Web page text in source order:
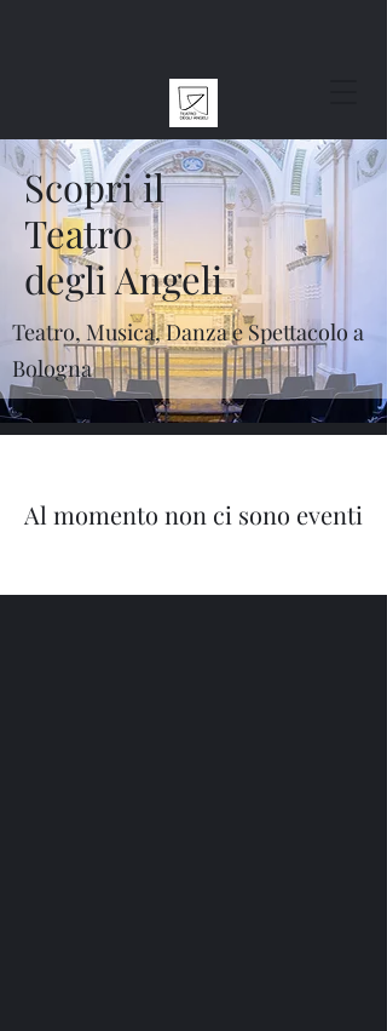
Scopri il
Teatro
degli Angeli
Teatro, Musica, Danza e Spettacolo a
Bologna
Al momento non ci sono eventi